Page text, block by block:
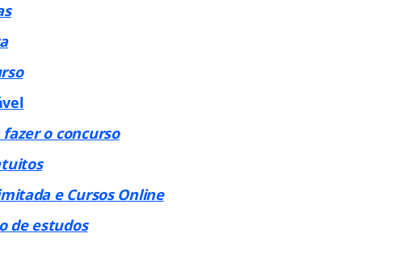
o concurso
e Cursos Online
de estudos